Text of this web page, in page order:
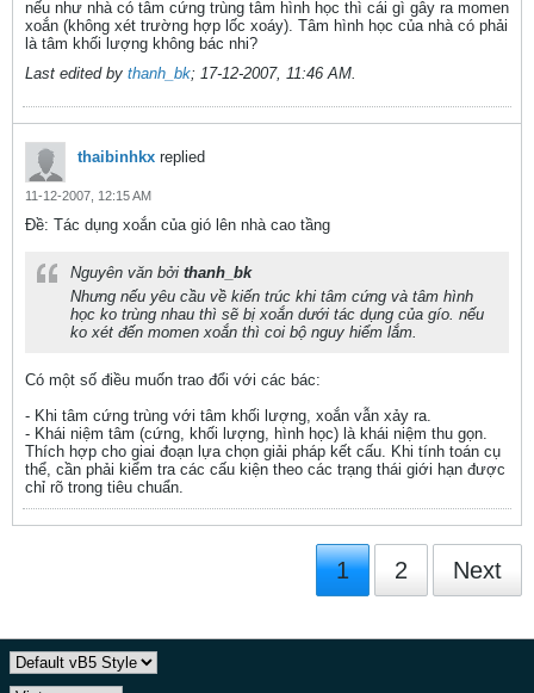
nếu như nhà có tâm cứng trùng tâm hình học thì cái gì gây ra momen
xoắn (không xét trường hợp lốc xoáy). Tâm hình học của nhà có phải
là tâm khối lượng không bác nhi?
Last edited by thanh_bk; 17-12-2007, 11:46 AM.
thaibinhkx replied
11-12-2007, 12:15 AM
Ðề: Tác dụng xoắn của gió lên nhà cao tầng
Nguyên văn bởi thanh_bk
Nhưng nếu yêu cầu về kiến trúc khi tâm cứng và tâm hình
học ko trùng nhau thì sẽ bị xoắn dưới tác dụng của gío. nếu
ko xét đến momen xoắn thì coi bộ nguy hiểm lắm.
Có một số điều muốn trao đổi với các bác:
- Khi tâm cứng trùng với tâm khối lượng, xoắn vẫn xảy ra.
- Khái niệm tâm (cứng, khối lượng, hình học) là khái niệm thu gọn.
Thích hợp cho giai đoạn lựa chọn giải pháp kết cấu. Khi tính toán cụ
thể, cần phải kiểm tra các cấu kiện theo các trạng thái giới hạn được
chỉ rõ trong tiêu chuẩn.
1 2 Next